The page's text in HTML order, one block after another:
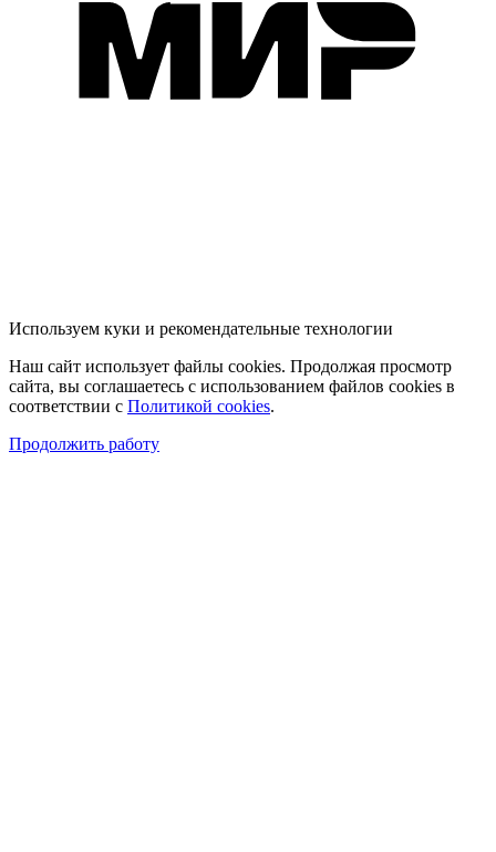
Используем куки и рекомендательные технологии
Наш сайт использует файлы cookies. Продолжая просмотр
сайта, вы соглашаетесь с использованием файлов cookies в
соответствии с Политикой cookies.
Продолжить работу